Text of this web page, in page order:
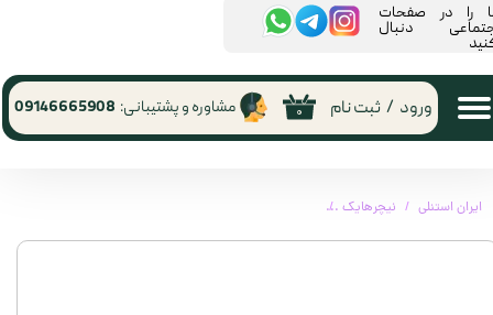
۰ ورود / ثبت نام مشاوره و پشتیبانی: 09146665908
را در صفحات
دنبال
ایران استنلی نیچرهایک